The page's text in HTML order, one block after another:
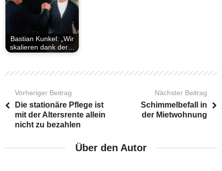
Bastian Kunkel: „Wir
skalieren dank der…
Vorheriger Beitrag
Die stationäre Pflege ist
mit der Altersrente allein
nicht zu bezahlen
Nächster Beitrag
Schimmelbefall in
der Mietwohnung
Über den Autor